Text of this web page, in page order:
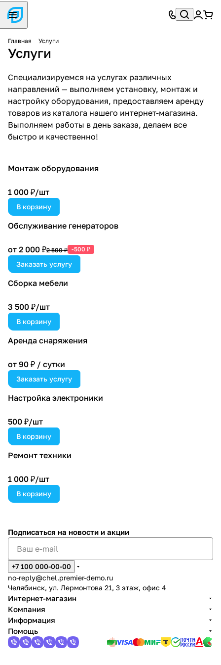
Главная Услуги
Услуги
Специализируемся на услугах различных
направлений — выполняем установку, монтаж и
настройку оборудования, предоставляем аренду
товаров из каталога нашего интернет-магазина.
Выполняем работы в день заказа, делаем все
быстро и качественно!
Монтаж оборудования
1 000 ₽/шт
В корзину
Обслуживание генераторов
от 2 000 ₽2 500 ₽ -500 ₽
Заказать услугу
Сборка мебели
3 500 ₽/шт
В корзину
Аренда снаряжения
от 90 ₽ / сутки
Заказать услугу
Настройка электроники
500 ₽/шт
В корзину
Ремонт техники
1 000 ₽/шт
В корзину
Подписаться на новости и акции
+7 100 000-00-00
no-reply@chel.premier-demo.ru
Челябинск, ул. Лермонтова 21, 3 этаж, офис 4
Интернет-магазин
Компания
Информация
Помощь